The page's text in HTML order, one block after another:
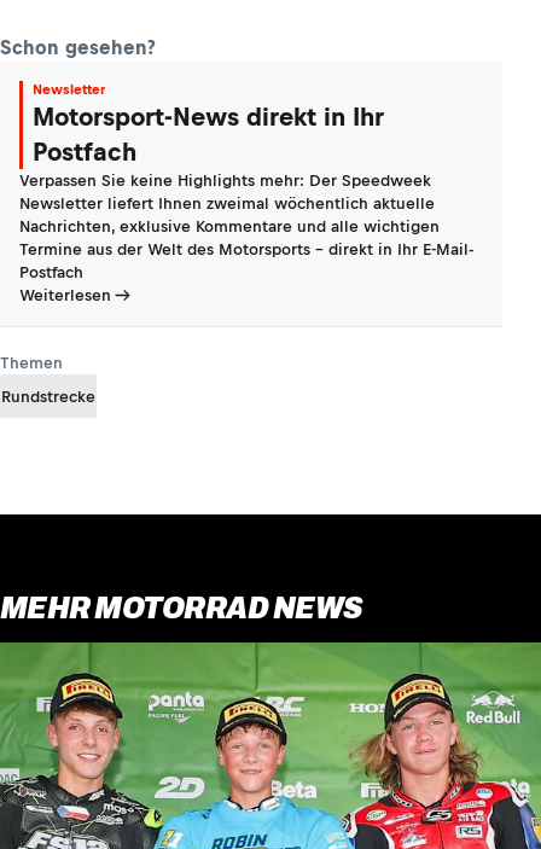
Schon gesehen?
Newsletter
Motorsport-News direkt in Ihr
Postfach
Verpassen Sie keine Highlights mehr: Der Speedweek
Newsletter liefert Ihnen zweimal wöchentlich aktuelle
Nachrichten, exklusive Kommentare und alle wichtigen
Termine aus der Welt des Motorsports - direkt in Ihr E-Mail-
Postfach
Weiterlesen
Themen
Rundstrecke
MEHR MOTORRAD NEWS